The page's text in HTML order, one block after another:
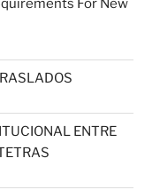
For New
ENTRE